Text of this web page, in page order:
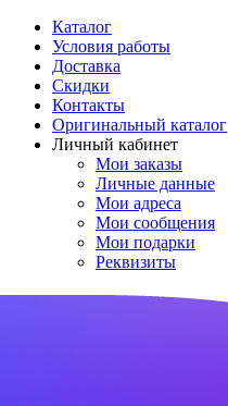
Каталог
Условия работы
Доставка
Скидки
Контакты
Оригинальный каталог
Личный кабинет
Мои заказы
Личные данные
Мои адреса
Мои сообщения
Мои подарки
Реквизиты